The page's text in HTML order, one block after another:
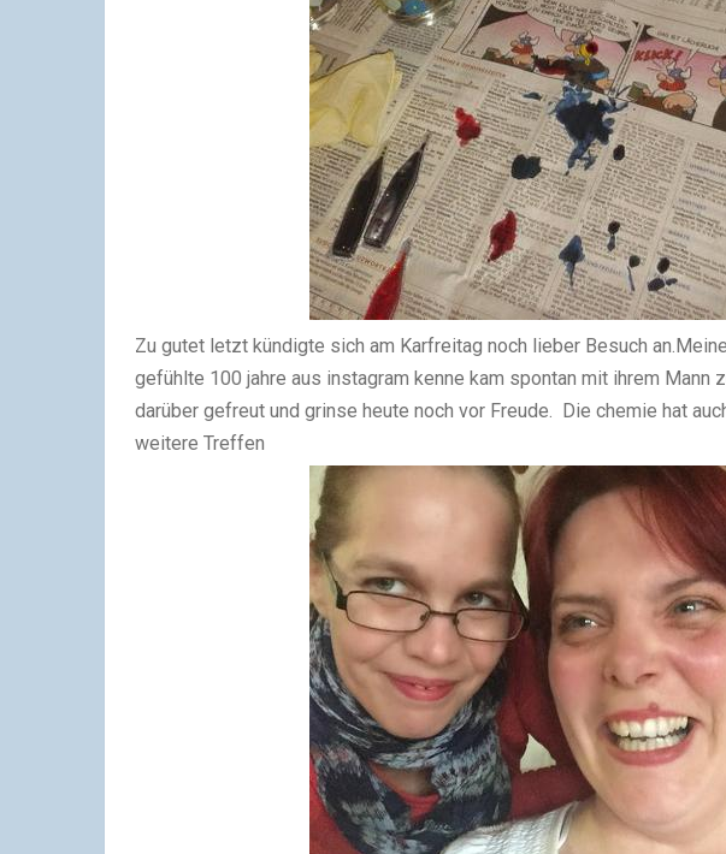
Zu gutet letzt kündigte sich am Karfreitag noch lieber Besuch
gefühlte 100 jahre aus instagram kenne kam spontan mit ihrem Mann
darüber gefreut und grinse heute noch vor Freude. Die chemie hat
weitere Treffen